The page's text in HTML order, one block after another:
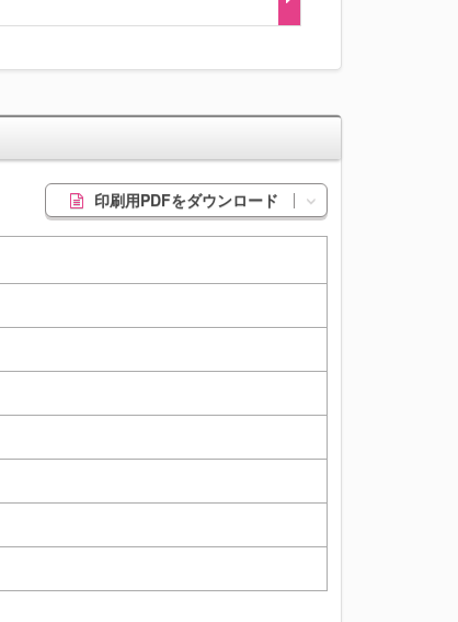
印刷用PDFをダウンロード